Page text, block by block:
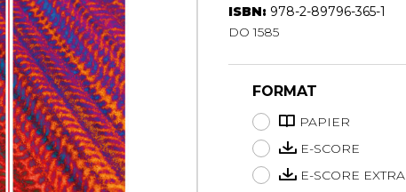
Hautbois
Luth
Percussion
Piano
Saxophone
Trompette
ISBN: 978-2-89796-365-1
DO 1585
FORMAT
PAPIER
E-SCORE
E-SCORE EXTRA